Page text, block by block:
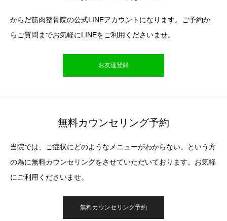
からだ筋肉整骨院の公式LINEアカウントになります。ご予約か
らご質問までお気軽にLINEをご利用くださいませ。
お友達登録
無料カウンセリング予約
当院では、ご症状にどのようなメニューがわからない。という方
の為に無料カウンセリングをさせていただいております。お気軽
にご利用くださいませ。
無料カウンセリング予約